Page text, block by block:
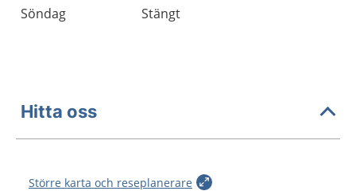
Söndag
Stängt
Hitta oss
Större karta och reseplanerare